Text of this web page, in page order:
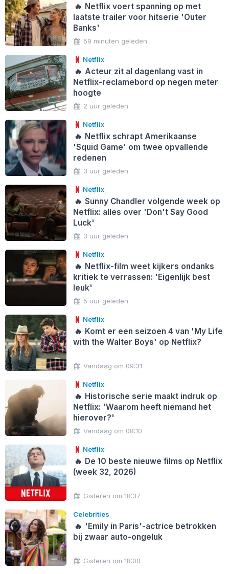
🔥 Netflix voert spanning op met
laatste trailer voor hitserie 'Outer
Banks'
59 minuten geleden
Netflix
🔥 Acteur zit al dagenlang vast in
Netflix-reclamebord op negen meter
hoogte
2 uur geleden
Netflix
🔥 Netflix schrapt Amerikaanse
'Squid Game' om twee opvallende
redenen
3 uur geleden
Netflix
🔥 Sunny Chandler volgende week op
Netflix: alles over 'Don't Say Good
Luck'
3 uur geleden
Netflix
🔥 Netflix-film weet kijkers ondanks
kritiek te verrassen: 'Eigenlijk best
leuk'
5 uur geleden
Netflix
🔥 Komt er een seizoen 4 van 'My Life
with the Walter Boys' op Netflix?
Vandaag om 09:31
Netflix
🔥 Historische serie maakt indruk op
Netflix: 'Waarom heeft niemand het
hierover?'
Vandaag om 08:10
Netflix
🔥 De 10 beste nieuwe films op Netflix
(week 32, 2026)
Gisteren om 18:37
Celebrities
🔥 'Emily in Paris'-actrice betrokken
bij zwaar auto-ongeluk
Gisteren om 18:00